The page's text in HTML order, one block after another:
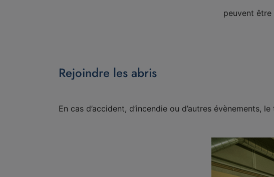
peuvent
Rejoindre les abris
En cas d’accident, d’incendie ou d’autres